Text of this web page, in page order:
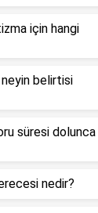
için hangi
belirtisi
süresi dolunca
nedir?